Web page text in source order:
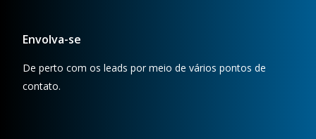
Envolva-se
De perto com os leads por meio de vários pontos de
contato.